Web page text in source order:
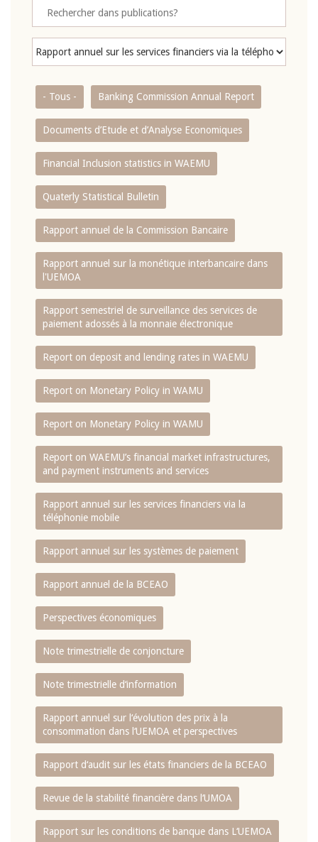
- Tous - Banking Commission Annual Report
Documents d’Etude et d’Analyse Economiques
Financial Inclusion statistics in WAEMU
Quaterly Statistical Bulletin
Rapport annuel de la Commission Bancaire
Rapport annuel sur la monétique interbancaire dans
l'UEMOA
Rapport semestriel de surveillance des services de
paiement adossés à la monnaie électronique
Report on deposit and lending rates in WAEMU
Report on Monetary Policy in WAMU
Report on Monetary Policy in WAMU
Report on WAEMU’s financial market infrastructures,
and payment instruments and services
Rapport annuel sur les services financiers via la
téléphonie mobile
Rapport annuel sur les systèmes de paiement
Rapport annuel de la BCEAO
Perspectives économiques
Note trimestrielle de conjoncture
Note trimestrielle d‘information
Rapport annuel sur l‘évolution des prix à la
consommation dans l‘UEMOA et perspectives
Rapport d‘audit sur les états financiers de la BCEAO
Revue de la stabilité financière dans l‘UMOA
Rapport sur les conditions de banque dans L‘UEMOA